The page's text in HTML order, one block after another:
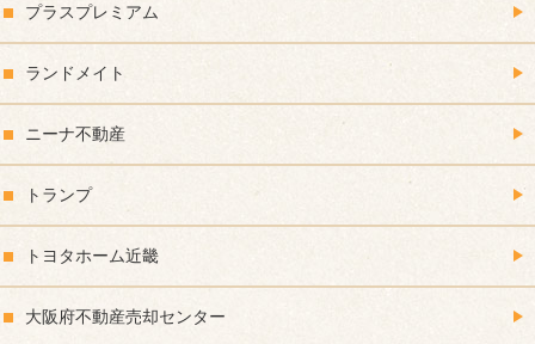
プラスプレミアム
ランドメイト
ニーナ不動産
トランプ
トヨタホーム近畿
大阪府不動産売却センター